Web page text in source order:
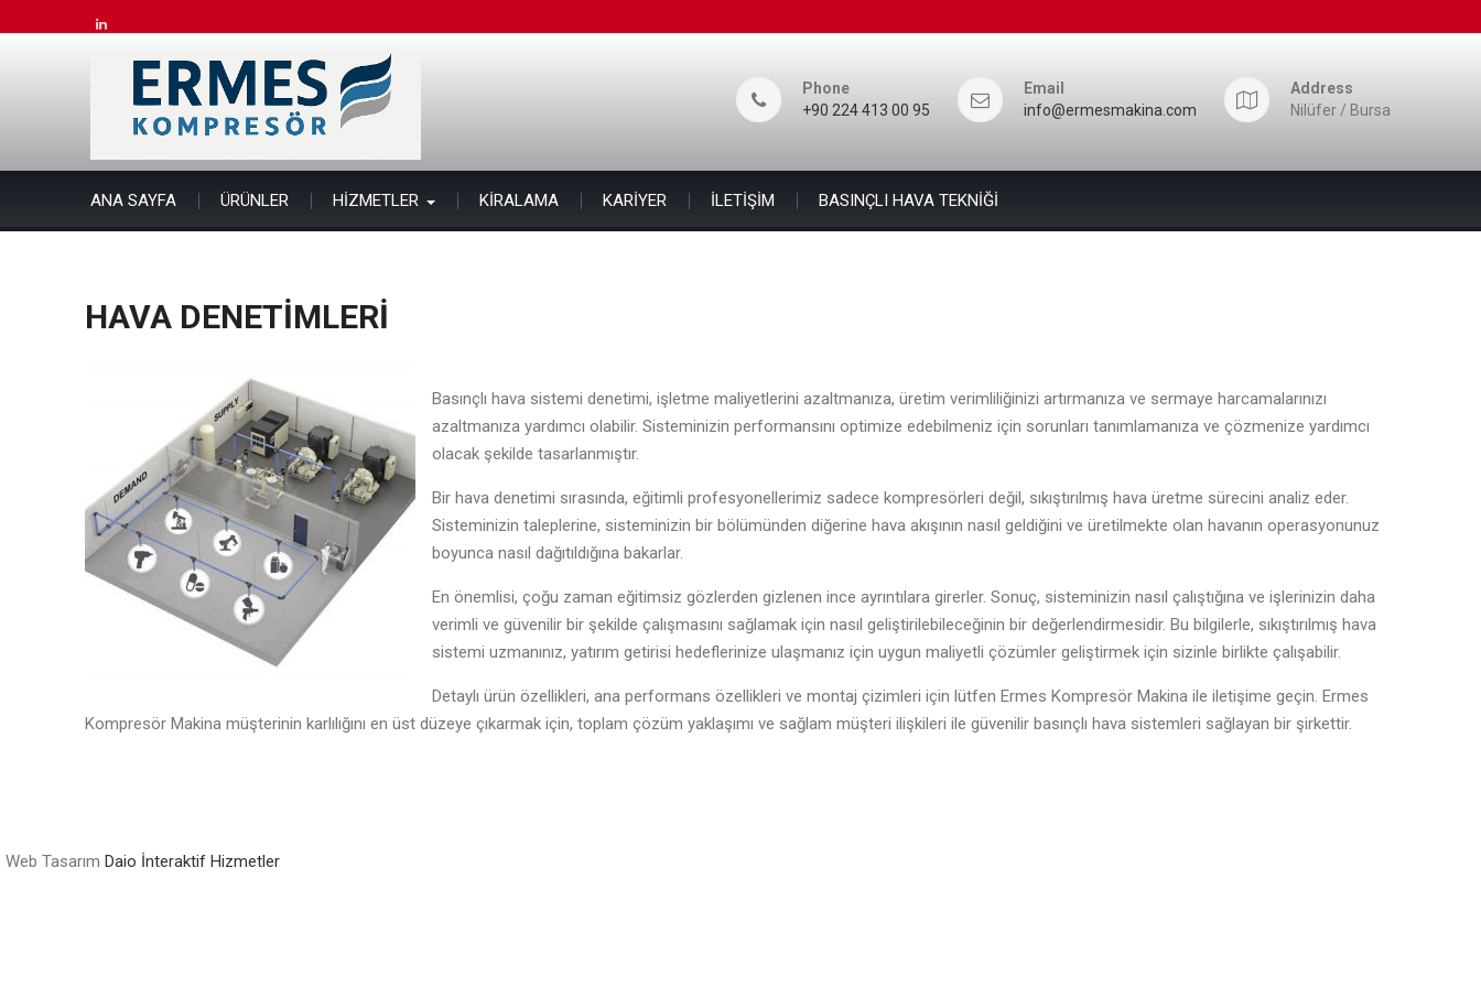
to
Phone
+90 224 413 00 95
Email
info@ermesmakina.com
Address
Nilüfer / Bursa
ANA SAYFA ÜRÜNLER HİZMETLER KİRALAMA KARİYER İLETİŞİM BASINÇLI HAVA TEKNİĞİ
HAVA DENETİMLERİ
Basınçlı hava sistemi denetimi, işletme maliyetlerini azaltmanıza, üretim verimliliğinizi artırmanıza ve sermaye harcamalarınızı
azaltmanıza yardımcı olabilir. Sisteminizin performansını optimize edebilmeniz için sorunları tanımlamanıza ve çözmenize yardımcı
olacak şekilde tasarlanmıştır.
Bir hava denetimi sırasında, eğitimli profesyonellerimiz sadece kompresörleri değil, sıkıştırılmış hava üretme sürecini analiz eder.
Sisteminizin taleplerine, sisteminizin bir bölümünden diğerine hava akışının nasıl geldiğini ve üretilmekte olan havanın operasyonunuz
boyunca nasıl dağıtıldığına bakarlar.
En önemlisi, çoğu zaman eğitimsiz gözlerden gizlenen ince ayrıntılara girerler. Sonuç, sisteminizin nasıl çalıştığına ve işlerinizin daha
verimli ve güvenilir bir şekilde çalışmasını sağlamak için nasıl geliştirilebileceğinin bir değerlendirmesidir. Bu bilgilerle, sıkıştırılmış hava
sistemi uzmanınız, yatırım getirisi hedeflerinize ulaşmanız için uygun maliyetli çözümler geliştirmek için sizinle birlikte çalışabilir.
Detaylı ürün özellikleri, ana performans özellikleri ve montaj çizimleri için lütfen Ermes Kompresör Makina ile iletişime geçin. Ermes
Kompresör Makina müşterinin karlılığını en üst düzeye çıkarmak için, toplam çözüm yaklaşımı ve sağlam müşteri ilişkileri ile güvenilir basınçlı hava sistemleri sağlayan bir şirkettir.
Web Tasarım Daio İnteraktif Hizmetler